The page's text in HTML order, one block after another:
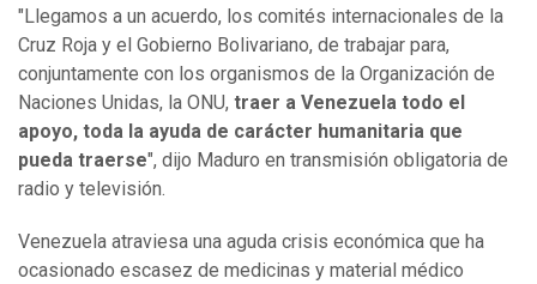
"Llegamos a un acuerdo, los comités internacionales de la
Cruz Roja y el Gobierno Bolivariano, de trabajar para,
conjuntamente con los organismos de la Organización de
Naciones Unidas, la ONU, traer a Venezuela todo el
apoyo, toda la ayuda de carácter humanitaria que
pueda traerse", dijo Maduro en transmisión obligatoria de
radio y televisión.
Venezuela atraviesa una aguda crisis económica que ha
ocasionado escasez de medicinas y material médico